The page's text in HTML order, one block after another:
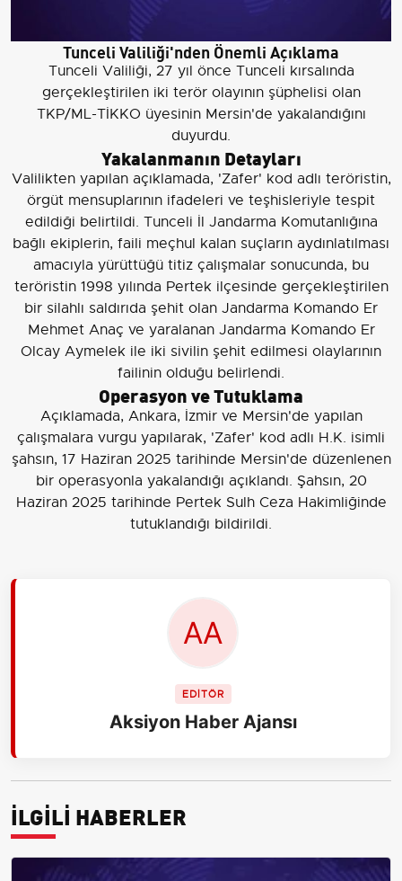
Tunceli Valiliği'nden Önemli Açıklama
Tunceli Valiliği, 27 yıl önce Tunceli kırsalında
gerçekleştirilen iki terör olayının şüphelisi olan
TKP/ML-TİKKO üyesinin Mersin'de yakalandığını
duyurdu.
Yakalanmanın Detayları
Valilikten yapılan açıklamada, 'Zafer' kod adlı teröristin,
örgüt mensuplarının ifadeleri ve teşhisleriyle tespit
edildiği belirtildi. Tunceli İl Jandarma Komutanlığına
bağlı ekiplerin, faili meçhul kalan suçların aydınlatılması
amacıyla yürüttüğü titiz çalışmalar sonucunda, bu
teröristin 1998 yılında Pertek ilçesinde gerçekleştirilen
bir silahlı saldırıda şehit olan Jandarma Komando Er
Mehmet Anaç ve yaralanan Jandarma Komando Er
Olcay Aymelek ile iki sivilin şehit edilmesi olaylarının
failinin olduğu belirlendi.
Operasyon ve Tutuklama
Açıklamada, Ankara, İzmir ve Mersin'de yapılan
çalışmalara vurgu yapılarak, 'Zafer' kod adlı H.K. isimli
şahsın, 17 Haziran 2025 tarihinde Mersin'de düzenlenen
bir operasyonla yakalandığı açıklandı. Şahsın, 20
Haziran 2025 tarihinde Pertek Sulh Ceza Hakimliğinde
tutuklandığı bildirildi.
EDİTÖR
Aksiyon Haber Ajansı
İLGİLİ HABERLER